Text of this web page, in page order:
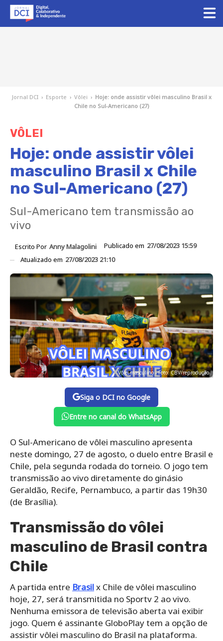
Jornal DCI › Esporte › Vôlei › Hoje: onde assistir vôlei masculino Brasil x
Chile no Sul-Americano (27)
VÔLEI
Hoje: onde assistir vôlei
masculino Brasil x Chile
no Sul-Americano (27)
Sul-Americano tem transmissão ao
vivo
Escrito Por Anny Malagolini Publicado em 27/08/2023 15:59
Atualizado em 27/08/2023 21:10
Vôlei masculino - Foto: CBV/reprodução
Siga o DCI no Google
Entre no canal do WhatsApp
O Sul-Americano de vôlei masculino apresenta
neste domingo, 27 de agosto, o duelo entre Brasil e
Chile, pela segunda rodada do torneio. O jogo tem
transmissão ao vivo diretamente do ginásio
Geraldão, Recife, Pernambuco, a partir das 19h30
(de Brasília).
Transmissão do vôlei
masculino de Brasil contra
Chile
A partida entre Brasilx Chile de vôlei masculino
hoje, 27, será transmitida no Sportv 2 ao vivo.
Nenhuma emissora de televisão aberta vai exibir
jogo. Quem é assinante GloboPlay tem a opção de
assistir vôlei masculino do Brasil na plataforma.